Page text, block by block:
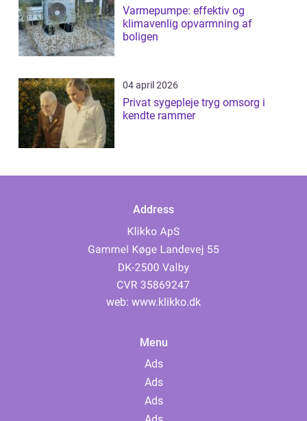
Varmepumpe: effektiv og
klimavenlig opvarmning af
boligen
04 april 2026
Privat sygepleje tryg omsorg i
kendte rammer
Address
web: www.klikko.dk
Menu
Ads
Ads
Ads